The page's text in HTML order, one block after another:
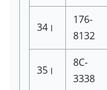
34।
176-
8132
35।
8C-
3338